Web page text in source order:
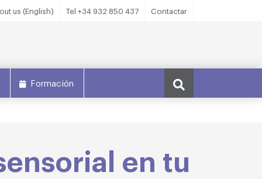
us (English) Tel +34 932 850 437 Contactar
Formación
en tu